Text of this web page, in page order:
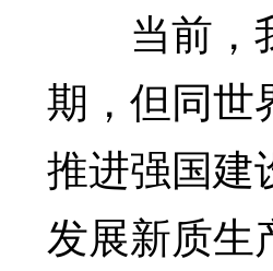
当前，我
期，但同世
推进强国建
发展新质生